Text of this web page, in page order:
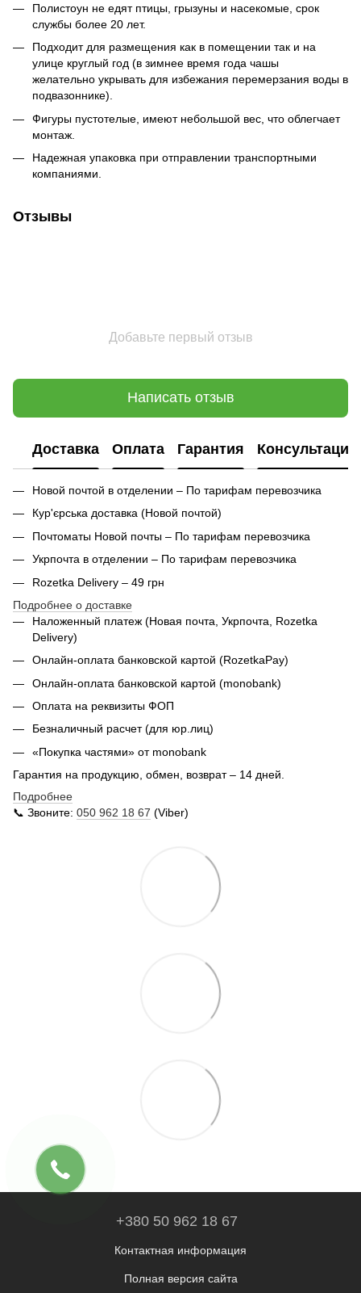
Полистоун не едят птицы, грызуны и насекомые, срок
службы более 20 лет.
Подходит для размещения как в помещении так и на
улице круглый год (в зимнее время года чашы
желательно укрывать для избежания перемерзания воды в
подвазоннике).
Фигуры пустотелые, имеют небольшой вес, что облегчает
монтаж.
Надежная упаковка при отправлении транспортными
компаниями.
Отзывы
Добавьте первый отзыв
Написать отзыв
Доставка Оплата Гарантия Консультация
Новой почтой в отделении – По тарифам перевозчика
Кур'єрська доставка (Новой почтой)
Почтоматы Новой почты – По тарифам перевозчика
Укрпочта в отделении – По тарифам перевозчика
Rozetka Delivery – 49 грн
Подробнее о доставке
Наложенный платеж (Новая почта, Укрпочта, Rozetka
Delivery)
Онлайн-оплата банковской картой (RozetkaPay)
Онлайн-оплата банковской картой (monobank)
Оплата на реквизиты ФОП
Безналичный расчет (для юр.лиц)
«Покупка частями» от monobank
Гарантия на продукцию, обмен, возврат – 14 дней.
Подробнее
📞 Звоните: 050 962 18 67 (Viber)
+380 50 962 18 67
Контактная информация
Полная версия сайта